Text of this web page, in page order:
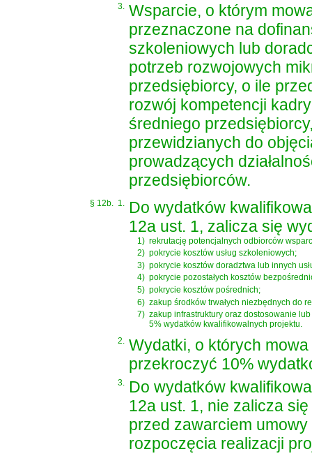
3.
Wsparcie, o którym
przeznaczone na
szkoleniowych lub
potrzeb rozwojowych
przedsiębiorcy, o ile
rozwój kompetencji
średniego
przewidzianych do
prowadzących
przedsiębiorców.
§ 12b. 1.
Do wydatków
12a ust. 1, zalicza się
1) rekrutację potencjalnych odbiorców
2) pokrycie kosztów usług szkoleniowych;
3) pokrycie kosztów doradztwa lub innych
4) pokrycie pozostałych kosztów
5) pokrycie kosztów pośrednich;
6) zakup środków trwałych niezbędnych do
7) zakup infrastruktury oraz dostosowanie
5% wydatków kwalifikowalnych projektu.
2.
Wydatki, o których
przekroczyć 10%
3.
Do wydatków
12a ust. 1, nie zalicza
przed zawarciem
rozpoczęcia realizacji